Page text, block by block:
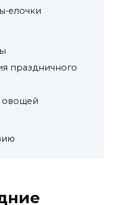
елочки
праздничного
овощей